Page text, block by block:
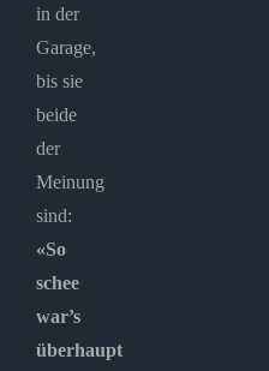
in der
Garage,
bis sie
beide
der
Meinung
sind:
«So
schee
war’s
überhaupt